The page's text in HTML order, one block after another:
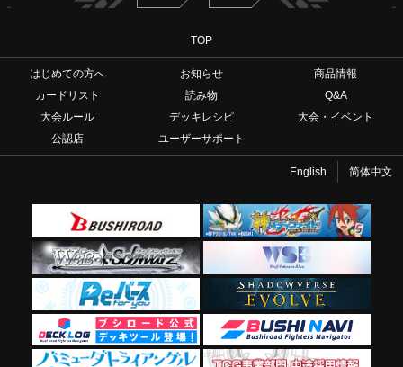
TOP
はじめての方へ お知らせ
商品情報
カードリスト
読み物
Q&A
大会ルール
デッキレシピ
大会・イベント
公認店
ユーザーサポート
English 简体中文